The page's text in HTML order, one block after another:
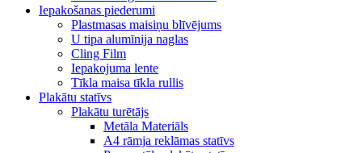
Iepakošanas piederumi
Plastmasas maisiņu blīvējums
U tipa alumīnija naglas
Cling Film
Iepakojuma lente
Tīkla maisa tīkla rullis
Plakātu statīvs
Plakātu turētājs
Metāla Materiāls
A4 rāmja reklāmas statīvs